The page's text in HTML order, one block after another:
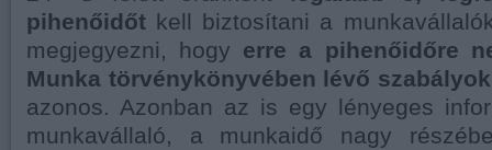
pihenőidőt kell biztosítani a
megjegyezni, hogy erre a pihenőidőre
Munka törvénykönyvében lévő szabályok
azonos. Azonban az is egy lényeges
munkavállaló, a munkaidő nagy